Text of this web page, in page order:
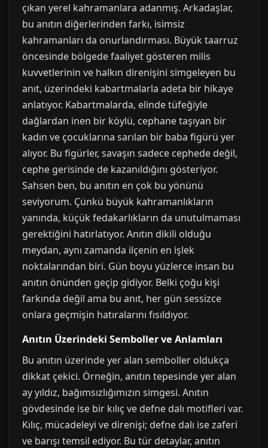
çıkan yerel kahramanlara adanmış. Arkadaşlar,
bu anıtın diğerlerinden farkı, isimsiz
kahramanları da onurlandırması. Büyük taarruz
öncesinde bölgede faaliyet gösteren milis
kuvvetlerinin ve halkın direnişini simgeleyen bu
anıt, üzerindeki kabartmalarla adeta bir hikaye
anlatıyor. Kabartmalarda, elinde tüfeğiyle
dağlardan inen bir köylü, cephane taşıyan bir
kadın ve çocuklarına sarılan bir baba figürü yer
alıyor. Bu figürler, savaşın sadece cephede değil,
cephe gerisinde de kazanıldığını gösteriyor.
Sahsen ben, bu anıtın en çok bu yönünü
seviyorum. Çünkü büyük kahramanlıkların
yanında, küçük fedakarlıkların da unutulmaması
gerektiğini hatırlatıyor. Anıtın dikili olduğu
meydan, aynı zamanda ilçenin en işlek
noktalarından biri. Gün boyu yüzlerce insan bu
anıtın önünden geçip gidiyor. Belki çoğu kişi
farkında değil ama bu anıt, her gün sessizce
onlara geçmişin hatıralarını fısıldıyor.
Anıtın Üzerindeki Semboller ve Anlamları
Bu anıtın üzerinde yer alan semboller oldukça
dikkat çekici. Örneğin, anıtın tepesinde yer alan
ay yıldız, bağımsızlığımızın simgesi. Anıtın
gövdesinde ise bir kılıç ve defne dalı motifleri var.
Kılıç, mücadeleyi ve direnişi; defne dalı ise zaferi
ve barışı temsil ediyor. Bu tür detaylar, anıtın